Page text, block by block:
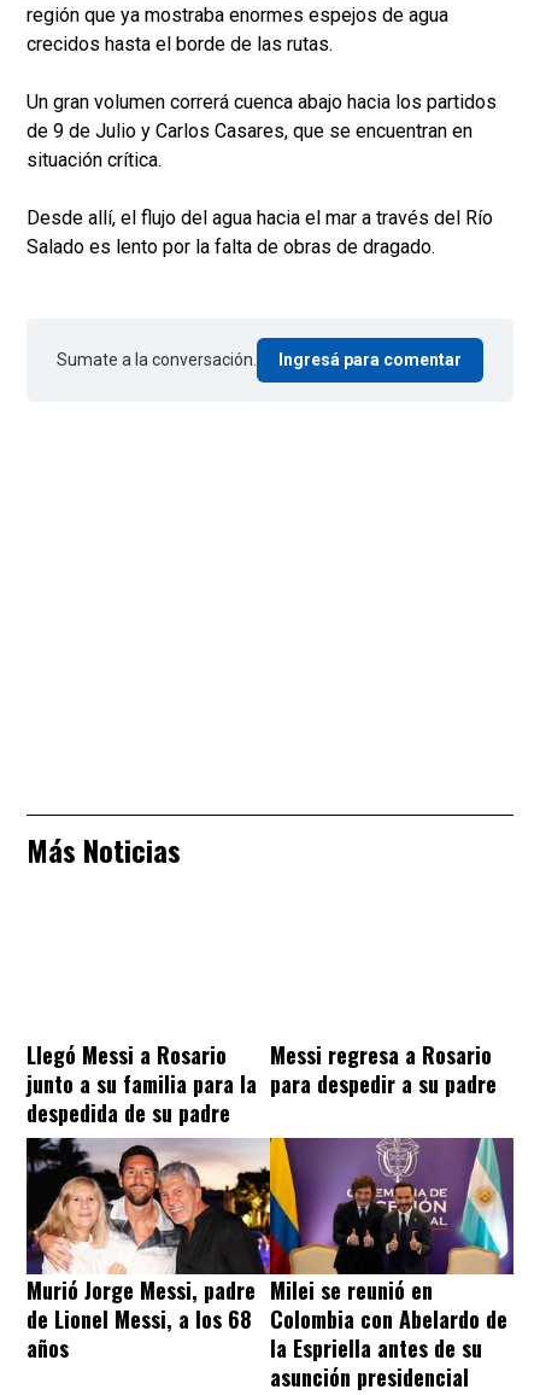
región que ya mostraba enormes espejos de agua
crecidos hasta el borde de las rutas.
Un gran volumen correrá cuenca abajo hacia los partidos
de 9 de Julio y Carlos Casares, que se encuentran en
situación crítica.
Desde allí, el flujo del agua hacia el mar a través del Río
Salado es lento por la falta de obras de dragado.
Sumate a la conversación. Ingresá para comentar
Más Noticias
Llegó Messi a Rosario
junto a su familia para la
despedida de su padre
Messi regresa a Rosario
para despedir a su padre
Murió Jorge Messi, padre
de Lionel Messi, a los 68
años
Milei se reunió en
Colombia con Abelardo de
la Espriella antes de su
asunción presidencial